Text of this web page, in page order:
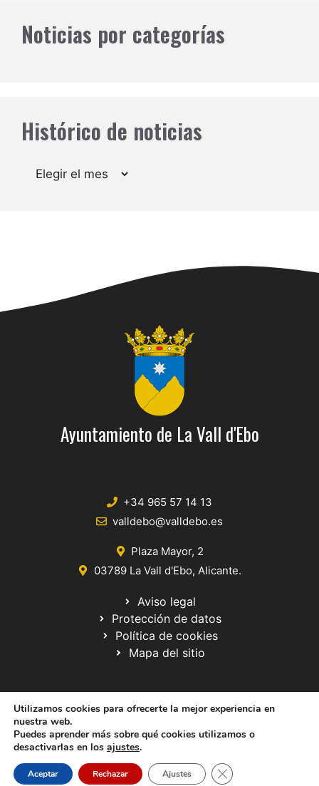
Noticias por categorías
Histórico de noticias
Archivos
Ayuntamiento de La Vall d'Ebo
+34 965 57 14 13
valldebo@valldebo.es
Plaza Mayor, 2
03789 La Vall d'Ebo, Alicante.
Aviso legal
Protección de datos
Política de cookies
Mapa del sitio
© 2020 Web desarrollada por el Servicio de Informática de Diputación
de Alicante
Utilizamos cookies para ofrecerte la mejor experiencia en
nuestra web.
Puedes aprender más sobre qué cookies utilizamos o
desactivarlas en los ajustes.
Aceptar Rechazar Ajustes Cerrar el banner de